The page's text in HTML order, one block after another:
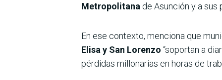
Metropolitana de Asunción y a
En ese contexto, menciona que
Elisa y San Lorenzo “soportan a
pérdidas millonarias en horas de